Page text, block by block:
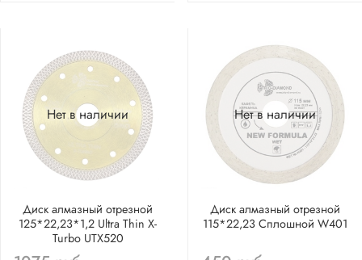
Нет в наличии
Диск алмазный отрезной
125*22,23*1,2 Ultra Thin X-
Turbo UTX520
Нет в наличии
Диск алмазный отрезной
115*22,23 Сплошной W401